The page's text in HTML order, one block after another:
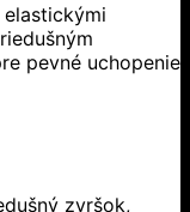
pevné uchopenie
zvršok,